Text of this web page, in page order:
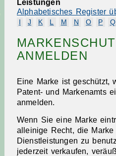
Leistungen
Alphabetisches Register
J K L M N O P Q
ANMELDEN
Eine Marke ist geschützt,
Patent- und Markenamts
anmelden.
Wenn Sie eine Marke
alleinige Recht, die
Dienstleistungen zu
jederzeit verkaufen,